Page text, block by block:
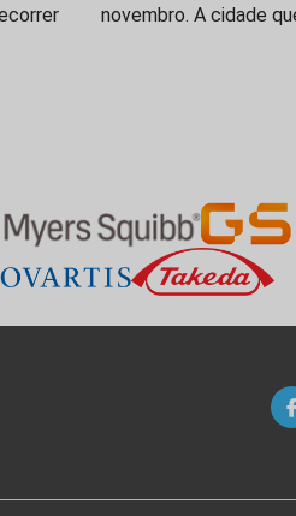
novembro. A cidade